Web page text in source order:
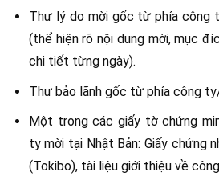
Thư lý do mời gốc từ phía công
(thể hiện rõ nội dung mời, mục
chi tiết từng ngày).
Thư bảo lãnh gốc từ phía công
Một trong các giấy tờ chứng
ty mời tại Nhật Bản: Giấy chứng
(Tokibo), tài liệu giới thiệu về